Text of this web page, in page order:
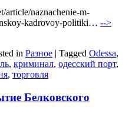
article/naznachenie-m-
kadrovoy-politiki… -->
in Разное | Tagged Odessa,
, криминал, одесский порт,
, торговля
Белковского